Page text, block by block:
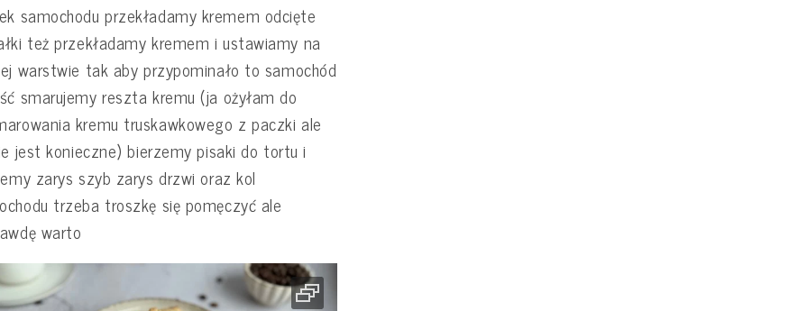
samochodu przekładamy kremem odcięte
też przekładamy kremem i ustawiamy na
warstwie tak aby przypominało to samochód
smarujemy reszta kremu (ja ożyłam do
kremu truskawkowego z paczki ale
jest konieczne) bierzemy pisaki do tortu i
zarys szyb zarys drzwi oraz kol
trzeba troszkę się pomęczyć ale
warto